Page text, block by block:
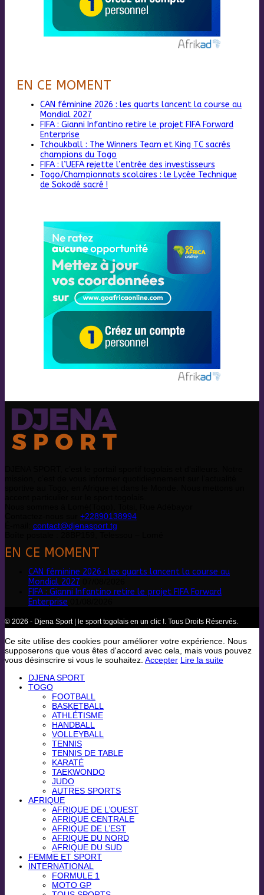
EN CE MOMENT
CAN féminine 2026 : les quarts lancent la course au
Mondial 2027
FIFA : Gianni Infantino retire le projet FIFA Forward
Enterprise
Tchoukball : The Winners Team et King TC sacrés
champions du Togo
FIFA : l’UEFA rejette l’entrée des investisseurs
Togo/Championnats scolaires : le Lycée Technique
de Sokodé sacré !
+22890138994
contact@djenasport.tg
EN CE MOMENT
CAN féminine 2026 : les quarts lancent la course au
Mondial 2027
FIFA : Gianni Infantino retire le projet FIFA Forward
Enterprise
© 2026 - Djena Sport | le sport togolais en un clic !. Tous Droits Réservés.
Ce site utilise des cookies pour améliorer votre expérience. Nous
supposerons que vous êtes d'accord avec cela, mais vous pouvez
vous désinscrire si vous le souhaitez. Accepter Lire la suite
DJENA SPORT
TOGO
FOOTBALL
BASKETBALL
ATHLÉTISME
HANDBALL
VOLLEYBALL
TENNIS
TENNIS DE TABLE
KARATÉ
TAEKWONDO
JUDO
AUTRES SPORTS
AFRIQUE
AFRIQUE DE L’OUEST
AFRIQUE CENTRALE
AFRIQUE DE L’EST
AFRIQUE DU NORD
AFRIQUE DU SUD
FEMME ET SPORT
INTERNATIONAL
FORMULE 1
MOTO GP